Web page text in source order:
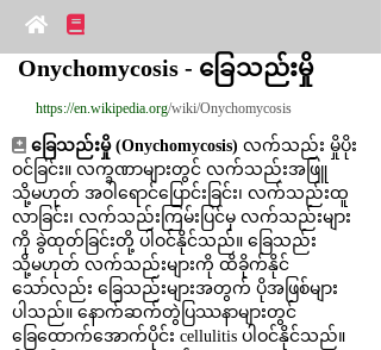
Onychomycosis - ခြေသည်းမှို
https://en.wikipedia.org/wiki/Onychomycosis
ခြေသည်းမှို (Onychomycosis) လက်သည်း မှိုပိုး
ဝင်ခြင်း။ လက္ခဏာများတွင် လက်သည်းအဖြူ
သို့မဟုတ် အဝါရောင်ပြောင်းခြင်း၊ လက်သည်းထူ
လာခြင်း၊ လက်သည်းကြမ်းပြင်မှ လက်သည်းများ
ကို ခွဲထုတ်ခြင်းတို့ ပါဝင်နိုင်သည်။ ခြေသည်း
သို့မဟုတ် လက်သည်းများကို ထိခိုက်နိုင်
သော်လည်း ခြေသည်းများအတွက် ပိုအဖြစ်များ
ပါသည်။ နောက်ဆက်တွဲပြဿနာများတွင်
ခြေထောက်အောက်ပိုင်း cellulitis ပါဝင်နိုင်သည်။